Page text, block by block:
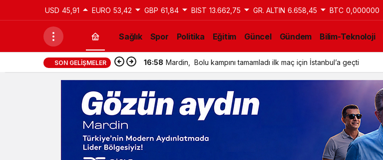
USD 45,91 EURO 53,42 GBP 61,84 BIST 13.662,75 GR. ALTIN 6.658,45 BTC 0,000000
Sağlık Spor Politika Eğitim Güncel Gündem Bilim-Teknoloji
SON GELIŞMELER 16:58 Mardin, Bolu kampını tamamladı ilk maç için İstanbul’a geçti